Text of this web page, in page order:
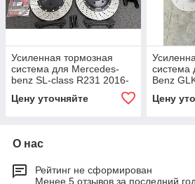
Усиленная тормозная
система для Mercedes-
benz SL-class R231 2016-
Цену уточняйте
система
Benz
Цену
О нас
Рейтинг не сформирован
Менее 5 отзывов за последний